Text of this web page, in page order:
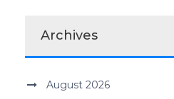
Archives
August 2026